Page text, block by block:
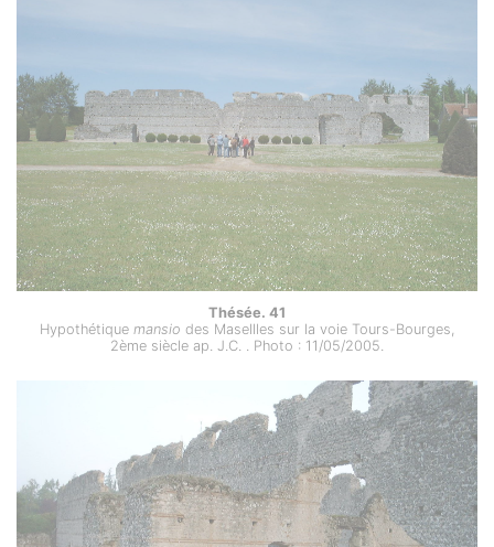
Thésée. 41
Hypothétique mansio des Masellles sur la voie Tours-Bourges,
2ème siècle ap. J.C. . Photo : 11/05/2005.